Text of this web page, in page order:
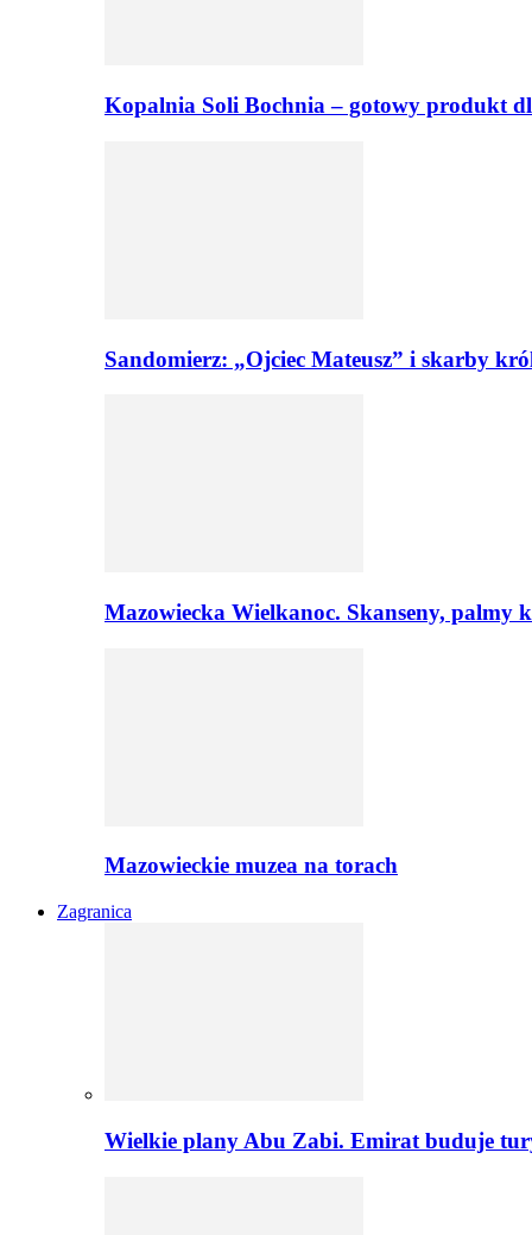
Kopalnia Soli Bochnia – gotowy produkt
Sandomierz: „Ojciec Mateusz” i skarby
Mazowiecka Wielkanoc. Skanseny, palmy
Mazowieckie muzea na torach
Zagranica
Wielkie plany Abu Zabi. Emirat buduje